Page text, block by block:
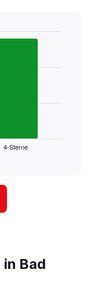
4-Sterne
Bad